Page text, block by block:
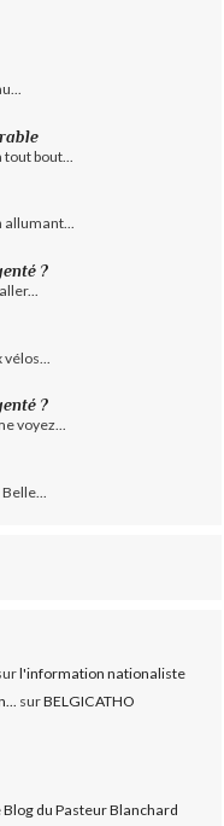
bout...
allumant...
?
?
voyez...
l'information nationaliste
surBELGICATHO
Blog du Pasteur Blanchard